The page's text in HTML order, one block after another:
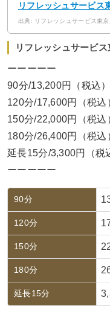
リフレッシュサービス
出典: リフレッシュサービス東
リフレッシュサービ
ーーーーー
90分/13,200円（税込）
120分/17,600円（税込
150分/22,000円（税込
180分/26,400円（税込
延長15分/3,300円（税
ーーーーー
90分
120分
150分
180分
延長15分